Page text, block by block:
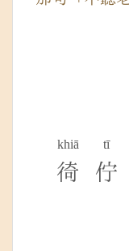
khiā
徛
tī
佇